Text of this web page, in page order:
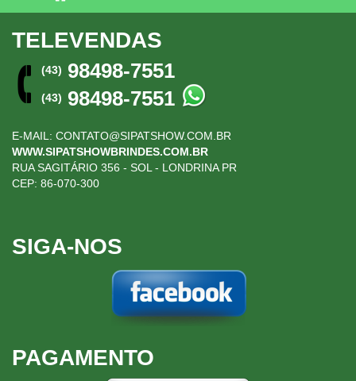
TELEVENDAS
(43) 98498-7551
(43) 98498-7551
E-MAIL: CONTATO@SIPATSHOW.COM.BR
WWW.SIPATSHOWBRINDES.COM.BR
RUA SAGITÁRIO 356 - SOL - LONDRINA PR
CEP: 86-070-300
SIGA-NOS
PAGAMENTO